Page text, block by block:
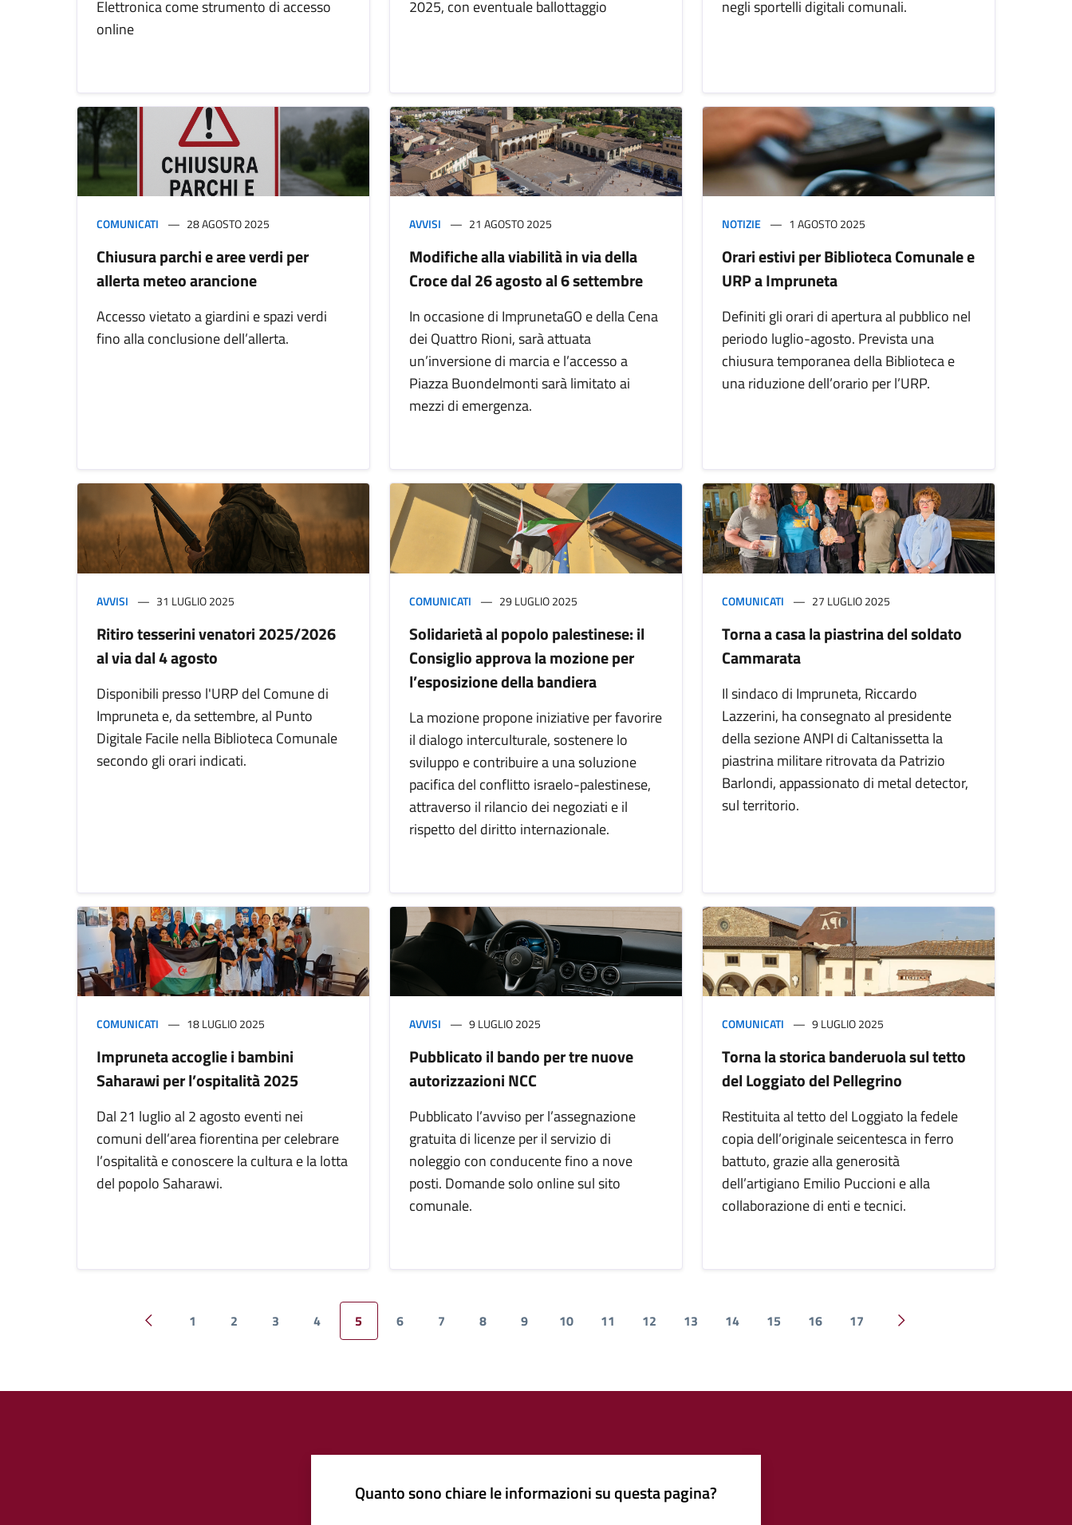
Elettronica come strumento di accesso
online
2025, con eventuale ballottaggio
negli sportelli digitali comunali.
COMUNICATI 28 AGOSTO 2025
Chiusura parchi e aree verdi per
allerta meteo arancione
Accesso vietato a giardini e spazi verdi
fino alla conclusione dell’allerta.
AVVISI 21 AGOSTO 2025
Modifiche alla viabilità in via della
Croce dal 26 agosto al 6 settembre
In occasione di ImprunetaGO e della Cena
dei Quattro Rioni, sarà attuata
un’inversione di marcia e l’accesso a
Piazza Buondelmonti sarà limitato ai
mezzi di emergenza.
NOTIZIE 1 AGOSTO 2025
Orari estivi per Biblioteca Comunale e
URP a Impruneta
Definiti gli orari di apertura al pubblico nel
periodo luglio-agosto. Prevista una
chiusura temporanea della Biblioteca e
una riduzione dell’orario per l’URP.
AVVISI 31 LUGLIO 2025
Ritiro tesserini venatori 2025/2026
al via dal 4 agosto
Disponibili presso l'URP del Comune di
Impruneta e, da settembre, al Punto
Digitale Facile nella Biblioteca Comunale
secondo gli orari indicati.
COMUNICATI 29 LUGLIO 2025
Solidarietà al popolo palestinese: il
Consiglio approva la mozione per
l’esposizione della bandiera
La mozione propone iniziative per favorire
il dialogo interculturale, sostenere lo
sviluppo e contribuire a una soluzione
pacifica del conflitto israelo-palestinese,
attraverso il rilancio dei negoziati e il
rispetto del diritto internazionale.
COMUNICATI 27 LUGLIO 2025
Torna a casa la piastrina del soldato
Cammarata
Il sindaco di Impruneta, Riccardo
Lazzerini, ha consegnato al presidente
della sezione ANPI di Caltanissetta la
piastrina militare ritrovata da Patrizio
Barlondi, appassionato di metal detector,
sul territorio.
COMUNICATI 18 LUGLIO 2025
Impruneta accoglie i bambini
Saharawi per l’ospitalità 2025
Dal 21 luglio al 2 agosto eventi nei
comuni dell’area fiorentina per celebrare
l’ospitalità e conoscere la cultura e la lotta
del popolo Saharawi.
AVVISI 9 LUGLIO 2025
Pubblicato il bando per tre nuove
autorizzazioni NCC
Pubblicato l’avviso per l’assegnazione
gratuita di licenze per il servizio di
noleggio con conducente fino a nove
posti. Domande solo online sul sito
comunale.
COMUNICATI 9 LUGLIO 2025
Torna la storica banderuola sul tetto
del Loggiato del Pellegrino
Restituita al tetto del Loggiato la fedele
copia dell’originale seicentesca in ferro
battuto, grazie alla generosità
dell’artigiano Emilio Puccioni e alla
collaborazione di enti e tecnici.
Pagina precedente
1 2 3 4 5 6 7 8 9 10 11 12 13 14 15 16 17
Pagina successiva
Quanto sono chiare le informazioni su questa pagina?